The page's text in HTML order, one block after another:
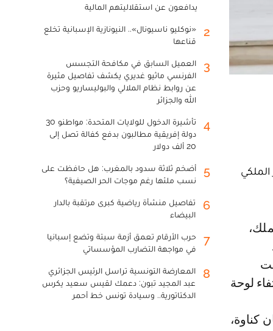
لوحة
كناوة،
يدافعون عن استقلاليتهم المالية
2
«نوكليو ناسيونال».. النيونازية الإسبانية تخلع
قناعها
3
العميل السابق في مكافحة التجسس
الفرنسي ماثيو غديري يكشف تفاصيل مثيرة
عن روابط نظام الملالي والبوليساريو وحزب
الله والجزائر
4
تأشيرة الدخول للولايات المتحدة: مواطنو 30
دولة إفريقية مطالبون بدفع كفالة تصل إلى
20 ألف دولار
5
أضخم ثلاثة سدود بالمغرب: هل حافظت على
نسب ملئها رغم موجات الحر الصيفية؟
6
تفاصيل منشأة رياضية كبرى مرتقبة بالدار
البيضاء
7
حرب الأرقام تعمق أزمة سبتة وتضع إسبانيا
في مواجهة التضارب المؤسساتي
8
المعارضة التونسية تراسل الرئيس الجزائري
عبد المجيد تبون: دعمك لقيس سعيد يكرس
الدكتاتورية.. وسيادة تونس خط أحمر